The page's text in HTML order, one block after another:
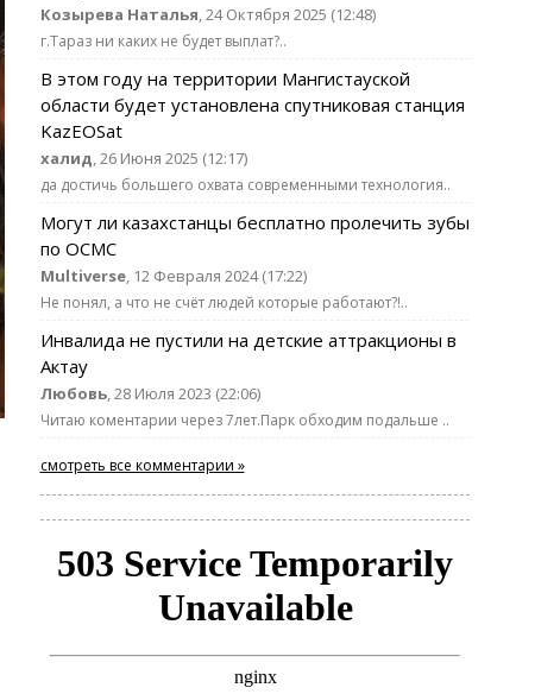
Козырева Наталья, 24 Октября 2025 (12:48)
г.Тараз ни каких не будет выплат?..
В этом году на территории Мангистауской
области будет установлена спутниковая станция
KazEOSat
халид, 26 Июня 2025 (12:17)
да достичь большего охвата современными технология..
Могут ли казахстанцы бесплатно пролечить зубы
по ОСМС
Multiverse, 12 Февраля 2024 (17:22)
Не понял, а что не счёт людей которые работают?!..
Инвалида не пустили на детские аттракционы в
Актау
Любовь, 28 Июля 2023 (22:06)
Читаю коментарии через 7лет.Парк обходим подальше ..
смотреть все комментарии »